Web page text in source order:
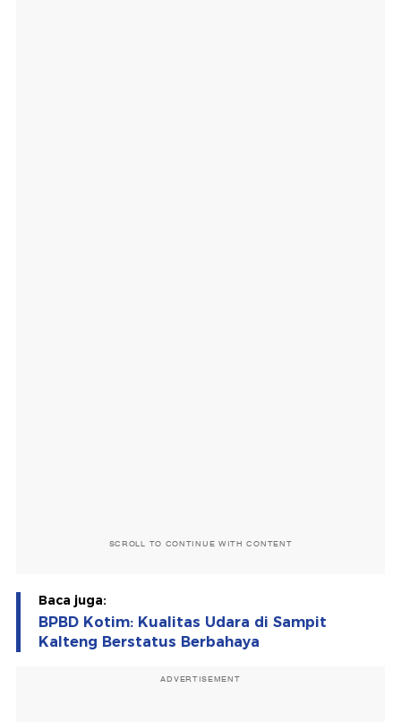
SCROLL TO CONTINUE WITH CONTENT
Baca juga:
BPBD Kotim: Kualitas Udara di Sampit
Kalteng Berstatus Berbahaya
ADVERTISEMENT